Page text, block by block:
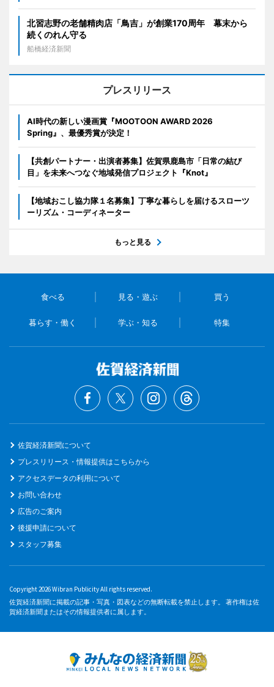
北習志野の老舗精肉店「鳥吉」が創業170周年 幕末から
続くのれん守る
船橋経済新聞
プレスリリース
AI時代の新しい漫画賞『MOOTOON AWARD 2026
Spring』、最優秀賞が決定！
【共創パートナー・出演者募集】佐賀県鹿島市「日常の結び
目」を未来へつなぐ地域発信プロジェクト『Knot』
【地域おこし協力隊１名募集】丁寧な暮らしを届けるスローツ
ーリズム・コーディネーター
もっと見る
食べる 見る・遊ぶ 買う
暮らす・働く 学ぶ・知る 特集
佐賀経済新聞について
プレスリリース・情報提供はこちらから
アクセスデータの利用について
お問い合わせ
広告のご案内
後援申請について
スタッフ募集
Copyright 2026 Wibran Publicity All rights reserved.
佐賀経済新聞に掲載の記事・写真・図表などの無断転載を禁止します。 著作権は佐
賀経済新聞またはその情報提供者に属します。